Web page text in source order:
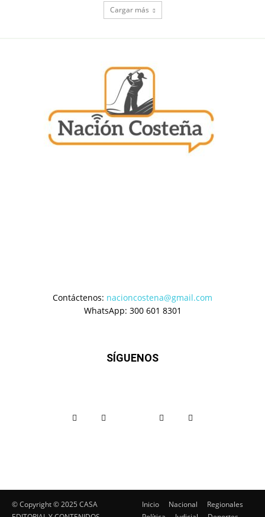
Cargar más
Contáctenos: nacioncostena@gmail.com
WhatsApp: 300 601 8301
SÍGUENOS
© Copyright ©️ 2025 CASA
Inicio Nacional
Regionales